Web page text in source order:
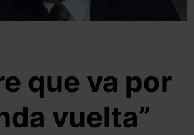
que va por
vuelta”